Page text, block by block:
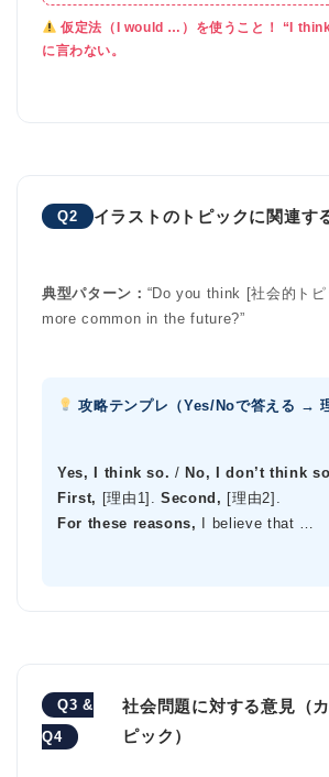
仮定法（I would …）を使うこと！ “I
に言わない。
Q2 イラストのトピックに関連す
典型パターン： “Do you think [社会的ト
more common in the future?”
攻略テンプレ（Yes/Noで答える →
Yes, I think so. / No, I don’t think
First, [理由1].Second, [理由2].
For these reasons,
I believe that …
Q3 &
Q4
社会問題に対する意見（
ピック）
大学入試英語
い英語＆素敵な英